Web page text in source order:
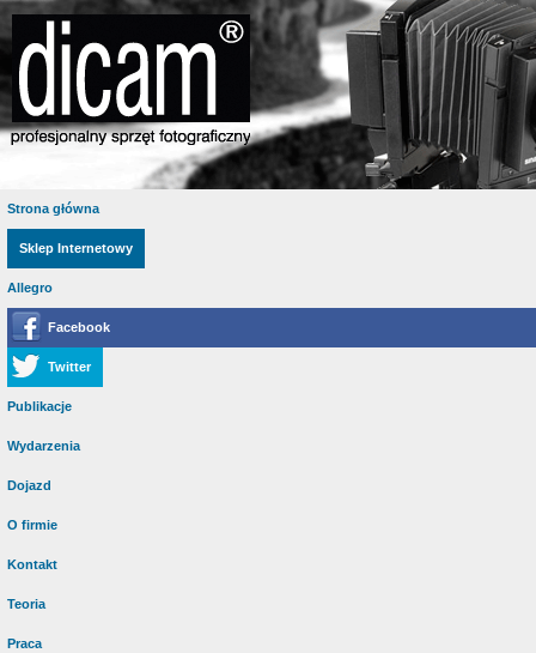
Strona główna
Sklep Internetowy
Allegro
Facebook
Twitter
Publikacje
Wydarzenia
Dojazd
O firmie
Kontakt
Teoria
Praca